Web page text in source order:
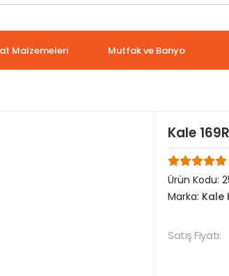
Malzemeleri Mutfak ve Banyo
Kale
Ürün Kodu:
Marka: Kale
Satış Fiyatı: